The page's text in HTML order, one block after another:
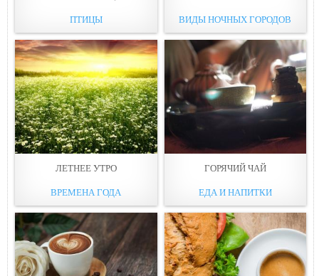
ПТИЦЫ ВИДЫ НОЧНЫХ ГОРОДОВ
ЛЕТНЕЕ УТРО
ВРЕМЕНА ГОДА
ГОРЯЧИЙ ЧАЙ
ЕДА И НАПИТКИ